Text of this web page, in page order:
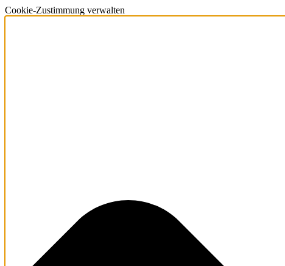
Cookie-Zustimmung verwalten